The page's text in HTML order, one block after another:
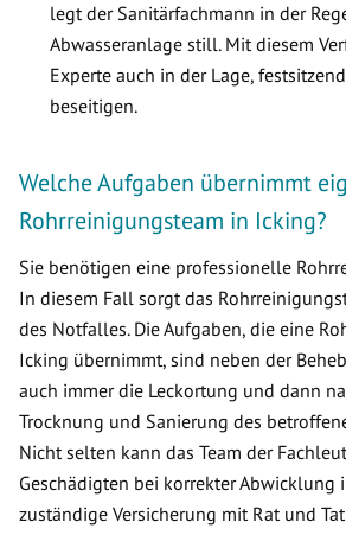
legt der Sanitärfachmann in der
Abwasseranlage still. Mit diesem
Experte auch in der Lage,
beseitigen.
Welche Aufgaben übernimmt
Rohrreinigungsteam in Icking?
Sie benötigen eine professionelle
In diesem Fall sorgt das
des Notfalles. Die Aufgaben, die eine
Icking übernimmt, sind neben der
auch immer die Leckortung und dann
Trocknung und Sanierung des
Nicht selten kann das Team der
Geschädigten bei korrekter Abwicklung
zuständige Versicherung mit Rat und